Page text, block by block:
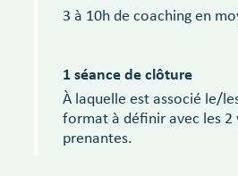
3 à 10h de coaching en
1 séance de clôture
À laquelle est associé le/
format à définir avec les 2
prenantes.